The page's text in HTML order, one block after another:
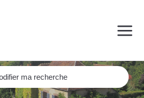
RÉSEAUX SOCIAUX
ma recherche